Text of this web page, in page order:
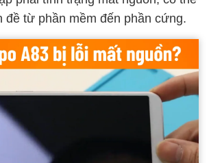
đề từ phần mềm đến phần cứng.